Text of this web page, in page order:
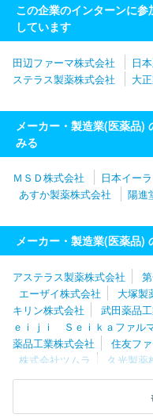
この企業のインターンに
しています
田辺ファーマ株式会社 日
ステラス製薬株式会社
大
メーカー・製造業(医薬品)
みる
ＭＳＤ株式会社 日本イー
あすか製薬株式会社
陽進
メーカー・製造業(医薬品)
アステラス製薬株式会社
エーザイ株式会社
大塚製
キリン株式会社
武田薬品
ｅｉｊｉ Ｓｅｉｋａファル
薬品工業株式会社
住友フ
株式会社ツムラ
久光製薬
大鵬薬品工業株式会社
マ
参天
イーライリリー株式会社